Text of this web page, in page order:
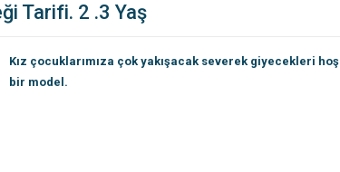
Tarifi. 2 .3 Yaş
Kız çocuklarımıza çok yakışacak severek giyecekleri hoş
bir model.